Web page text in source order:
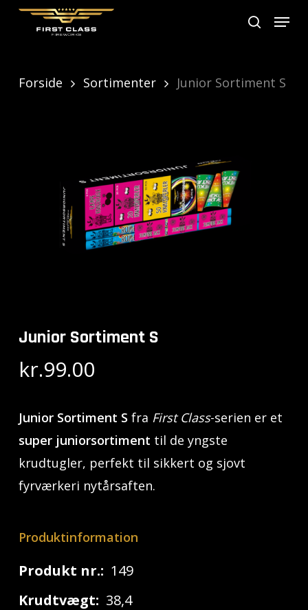
Skip
content
search
Menu
Forside Sortimenter Junior Sortiment S
Junior Sortiment S
kr.99.00
Junior Sortiment S fra First Class-serien er et
super juniorsortiment til de yngste
krudtugler, perfekt til sikkert og sjovt
fyrværkeri nytårsaften.
Produktinformation
Produkt nr.: 149
Krudtvægt: 38,4